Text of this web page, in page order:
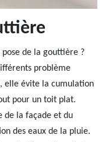
de la gouttière ?
problème
elle évite la cumulation
pour un toit plat.
de la façade et du
des eaux de la pluie.